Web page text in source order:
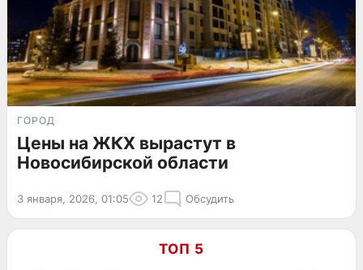
ГОРОД
Цены на ЖКХ вырастут в
Новосибирской области
3 января, 2026, 01:05 12 Обсудить
ТОП 5